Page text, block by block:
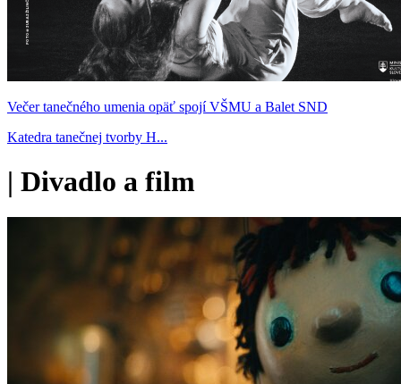
Večer tanečného umenia opäť spojí VŠMU a Balet SND
Katedra tanečnej tvorby H...
| Divadlo a film